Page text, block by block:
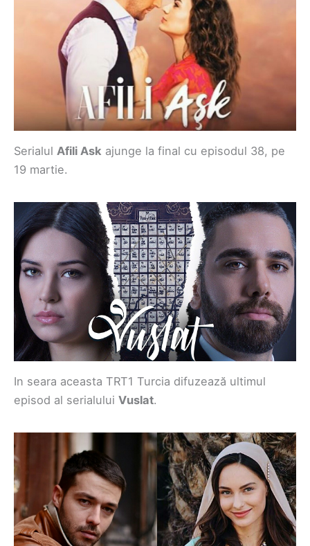
Serialul Afili Ask ajunge la final cu episodul 38, pe
19 martie.
In seara aceasta TRT1 Turcia difuzează ultimul
episod al serialului Vuslat.